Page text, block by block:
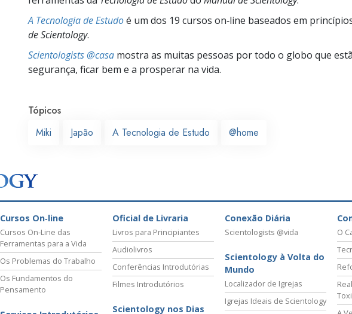
A Tecnologia de Estudoé um dos 19 cursos on‑line baseados em
de Scientology.
Scientologists @casa mostra as muitas pessoas por todo o globo que
segurança, ficar bem e a prosperar na vida.
Tópicos
Miki
Japão A Tecnologia de Estudo @home
Cursos On‑line
Cursos On‑Line das
Ferramentas para a Vida
Os Problemas do Trabalho
Os Fundamentos do
Pensamento
Oficial de Livraria
Livros para Principiantes
Audiolivros
Conferências Introdutórias
Filmes Introdutórios
Scientology nos Dias
Conexão Diária
Scientologists @vida
Scientology à Volta do
Mundo
Localizador de Igrejas
Igrejas Ideais de Scientology
O